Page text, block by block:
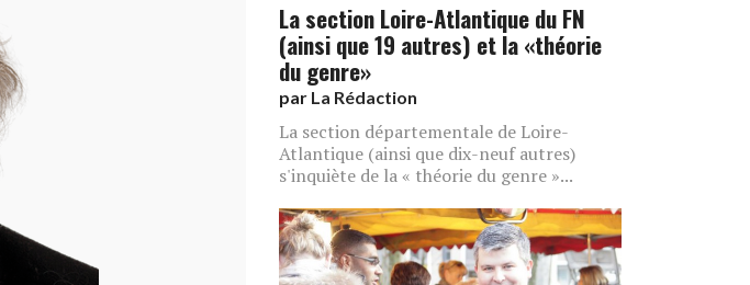
La section Loire-Atlantique du FN
(ainsi que 19 autres) et la «théorie
du genre»
par La Rédaction
La section départementale de Loire-
Atlantique (ainsi que dix-neuf autres)
s'inquiète de la « théorie du genre »...